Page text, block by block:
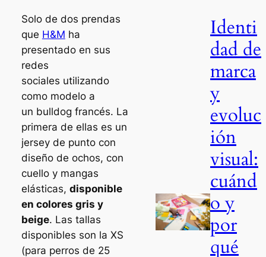
Solo de dos prendas
que H&M ha
presentado en sus
redes
sociales utilizando
como modelo a
un bulldog francés. La
primera de ellas es un
jersey de punto con
diseño de ochos, con
cuello y mangas
elásticas, disponible
en colores gris y
beige. Las tallas
disponibles son la XS
(para perros de 25
Identi
dad de
marca
y
evoluc
ión
visual:
cuánd
o y
por
qué